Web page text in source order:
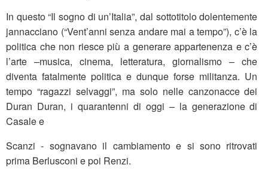
In questo “Il sogno di un’Italia”, dal sottotitolo dolentemente
jannacciano (“Vent’anni senza andare mai a tempo”), c’è la
politica che non riesce più a generare appartenenza e c’è
l’arte –musica, cinema, letteratura, giornalismo – che
diventa fatalmente politica e dunque forse militanza. Un
tempo “ragazzi selvaggi”, ma solo nelle canzonacce dei
Duran Duran, i quarantenni di oggi – la generazione di
Casale e
Scanzi - sognavano il cambiamento e si sono ritrovati
prima Berlusconi e poi Renzi.